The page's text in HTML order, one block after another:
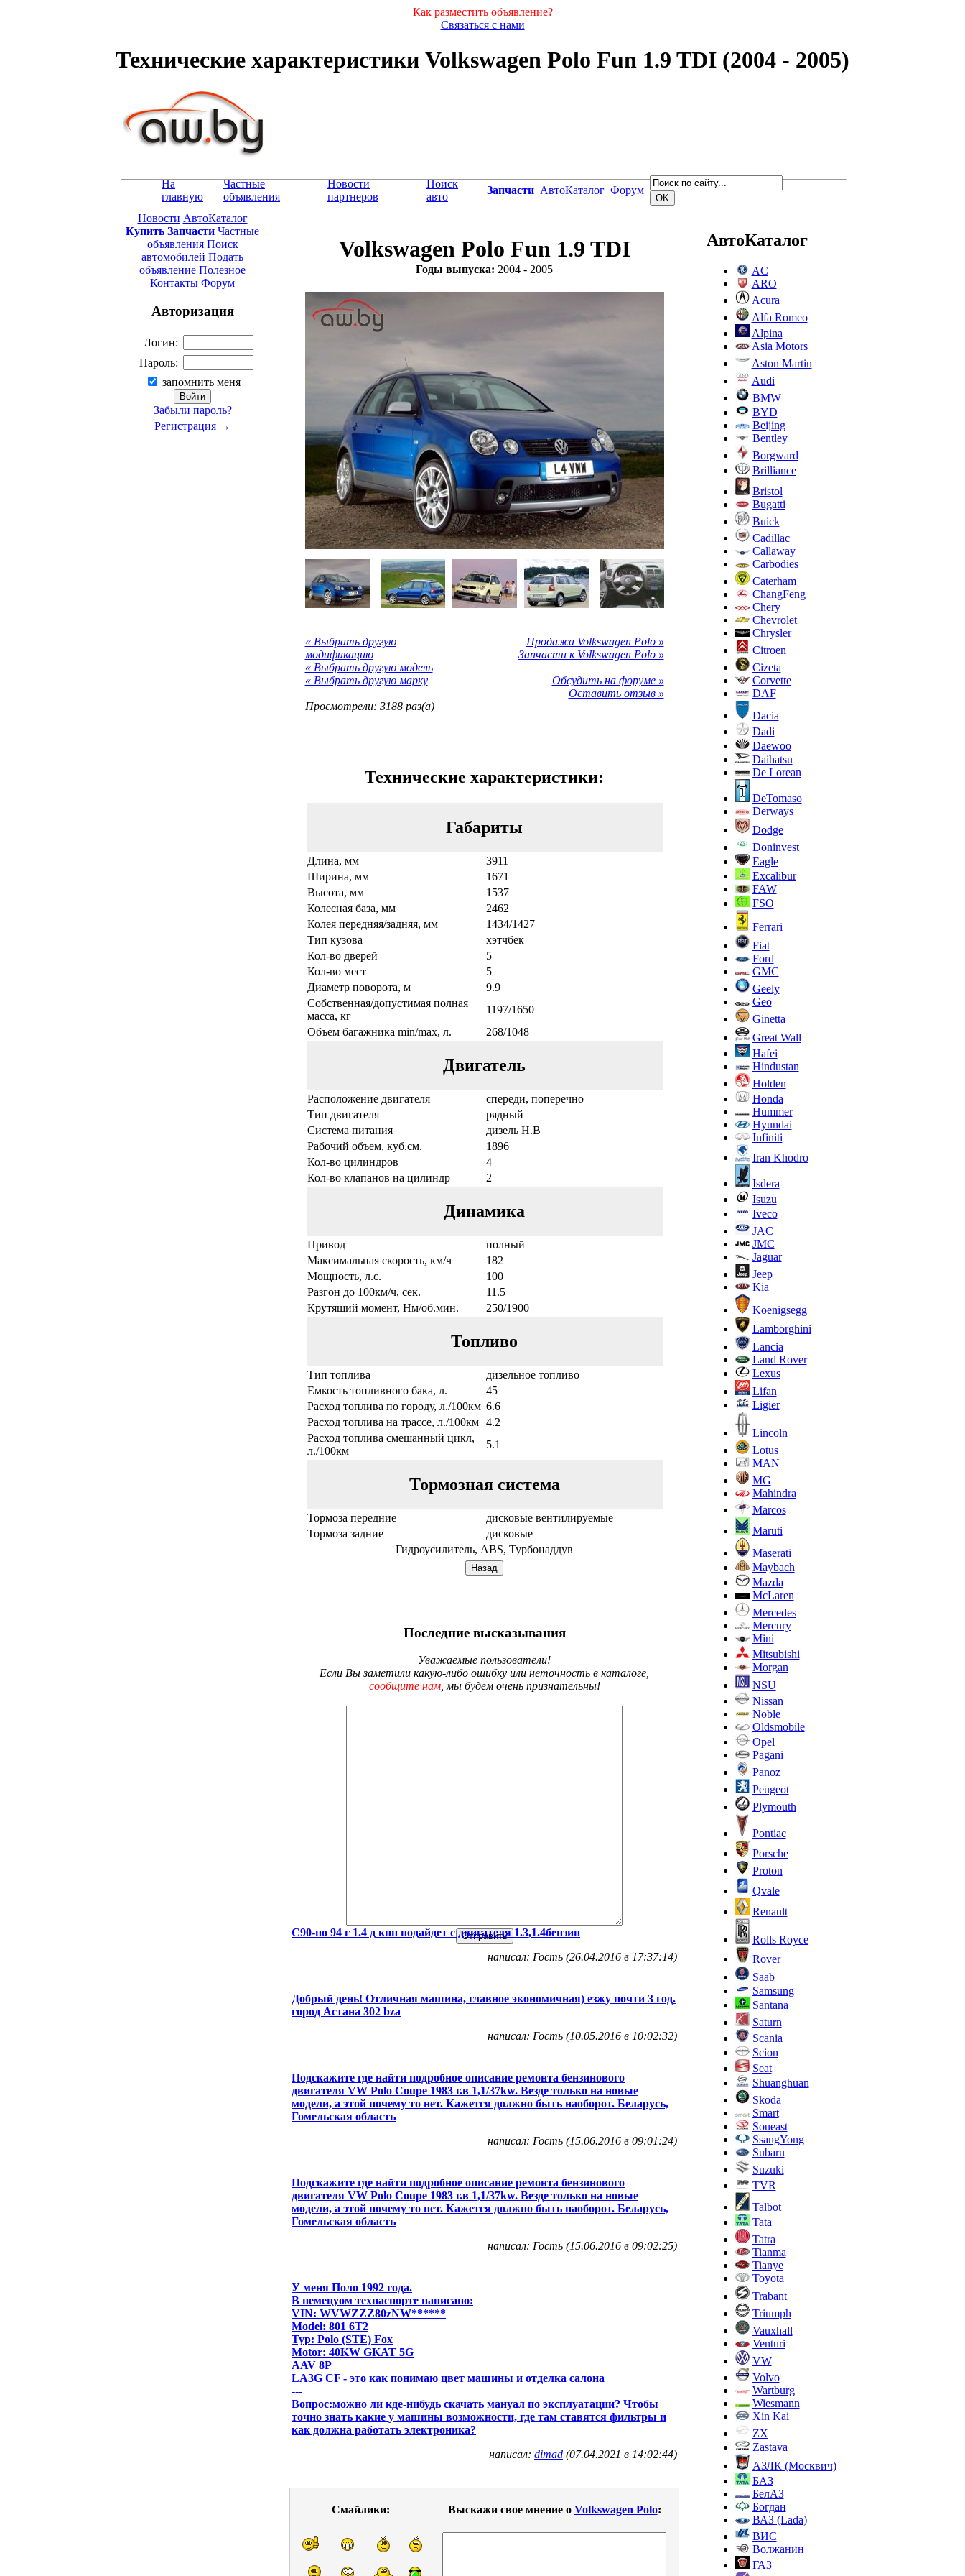
Как разместить объявление?
Связаться с нами
Технические характеристики Volkswagen Polo Fun 1.9 TDI (2004 - 2005)
На
главную
Частные
объявления
Новости
партнеров
Поиск
авто
Запчасти АвтоКаталог Форум
Новости АвтоКаталог
Купить Запчасти Частные
объявления Поиск
автомобилей Подать
объявление Полезное
Контакты Форум
Авторизация
Логин:
Пароль:
запомнить меня
Забыли пароль?
Регистрация →
Volkswagen Polo Fun 1.9 TDI
Годы выпуска: 2004 - 2005
« Выбрать другую
модификацию
« Выбрать другую модель
« Выбрать другую марку
Просмотрели: 3188 раз(а)
Продажа Volkswagen Polo »
Запчасти к Volkswagen Polo »
Обсудить на форуме »
Оставить отзыв »
Технические характеристики:
Габариты
Длина, мм
3911
Ширина, мм
1671
Высота, мм
1537
Колесная база, мм
2462
Колея передняя/задняя, мм
1434/1427
Тип кузова
хэтчбек
Кол-во дверей
5
Кол-во мест
5
Диаметр поворота, м
9.9
Собственная/допустимая полная
масса, кг
1197/1650
Объем багажника min/max, л.
268/1048
Двигатель
Расположение двигателя
спереди, поперечно
Тип двигателя
рядный
Система питания
дизель Н.В
Рабочий объем, куб.см.
1896
Кол-во цилиндров
4
Кол-во клапанов на цилиндр
2
Динамика
Привод
полный
Максимальная скорость, км/ч
182
Мощность, л.с.
100
Разгон до 100км/ч, сек.
11.5
Крутящий момент, Нм/об.мин.
250/1900
Топливо
Тип топлива
дизельное топливо
Емкость топливного бака, л.
45
Расход топлива по городу, л./100км 6.6
Расход топлива на трассе, л./100км
4.2
Расход топлива смешанный цикл,
л./100км
5.1
Тормозная система
Тормоза передние
дисковые вентилируемые
Тормоза задние
дисковые
Гидроусилитель, ABS, Турбонаддув
Последние высказывания
Уважаемые пользователи!
Если Вы заметили какую-либо ошибку или неточность в каталоге,
сообщите нам, мы будем очень признательны!
С90-по 94 г 1.4 д кпп подайдет с двигателя 1.3,1.4бензин
написал: Гость (26.04.2016 в 17:37:14)
Добрый день! Отличная машина, главное экономичная) езжу почти 3 год.
город Астана 302 bza
написал: Гость (10.05.2016 в 10:02:32)
Подскажите где найти подробное описание ремонта бензинового
двигателя VW Polo Coupe 1983 г.в 1,1/37kw. Везде только на новые
модели, а этой почему то нет. Кажется должно быть наоборот. Беларусь,
Гомельская область
написал: Гость (15.06.2016 в 09:01:24)
Подскажите где найти подробное описание ремонта бензинового
двигателя VW Polo Coupe 1983 г.в 1,1/37kw. Везде только на новые
модели, а этой почему то нет. Кажется должно быть наоборот. Беларусь,
Гомельская область
написал: Гость (15.06.2016 в 09:02:25)
У меня Поло 1992 года.
В немецуом техпаспорте написано:
VIN: WVWZZZ80zNW******
Model: 801 6T2
Typ: Polo (STE) Fox
Motor: 40KW GKAT 5G
AAV 8P
LA3G CF - это как понимаю цвет машины и отделка салона
---
Вопрос:можно ли кде-нибудь скачать мануал по эксплуатации? Чтобы
точно знать какие у машины возможности, где там ставятся фильтры и
как должна работать электроника?
написал: dimad (07.04.2021 в 14:02:44)
Смайлики: Выскажи свое мнение о Volkswagen Polo:
АвтоКаталог
AC
ARO
Acura
Alfa Romeo
Alpina
Asia Motors
Aston Martin
Audi
BMW
BYD
Beijing
Bentley
Borgward
Brilliance
Bristol
Bugatti
Buick
Cadillac
Callaway
Carbodies
Caterham
ChangFeng
Chery
Chevrolet
Chrysler
Citroen
Cizeta
Corvette
DAF
Dacia
Dadi
Daewoo
Daihatsu
De Lorean
DeTomaso
Derways
Dodge
Doninvest
Eagle
Excalibur
FAW
FSO
Ferrari
Fiat
Ford
GMC
Geely
Geo
Ginetta
Great Wall
Hafei
Hindustan
Holden
Honda
Hummer
Hyundai
Infiniti
Iran Khodro
Isdera
Isuzu
Iveco
JAC
JMC
Jaguar
Jeep
Kia
Koenigsegg
Lamborghini
Lancia
Land Rover
Lexus
Lifan
Ligier
Lincoln
Lotus
MAN
MG
Mahindra
Marcos
Maruti
Maserati
Maybach
Mazda
McLaren
Mercedes
Mercury
Mini
Mitsubishi
Morgan
NSU
Nissan
Noble
Oldsmobile
Opel
Pagani
Panoz
Peugeot
Plymouth
Pontiac
Porsche
Proton
Qvale
Renault
Rolls Royce
Rover
Saab
Samsung
Santana
Saturn
Scania
Scion
Seat
Shuanghuan
Skoda
Smart
Soueast
SsangYong
Subaru
Suzuki
TVR
Talbot
Tata
Tatra
Tianma
Tianye
Toyota
Trabant
Triumph
Vauxhall
Venturi
VW
Volvo
Wartburg
Wiesmann
Xin Kai
ZX
Zastava
АЗЛК (Москвич)
БАЗ
БелАЗ
Богдан
ВАЗ (Lada)
ВИС
Волжанин
ГАЗ